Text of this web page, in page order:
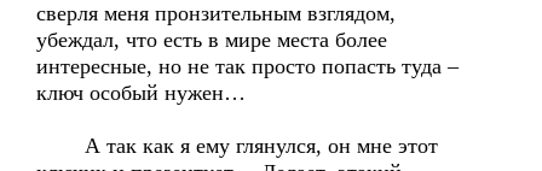
сверля меня пронзительным взглядом,
убеждал, что есть в мире места более
интересные, но не так просто попасть туда –
ключ особый нужен…
А так как я ему глянулся, он мне этот